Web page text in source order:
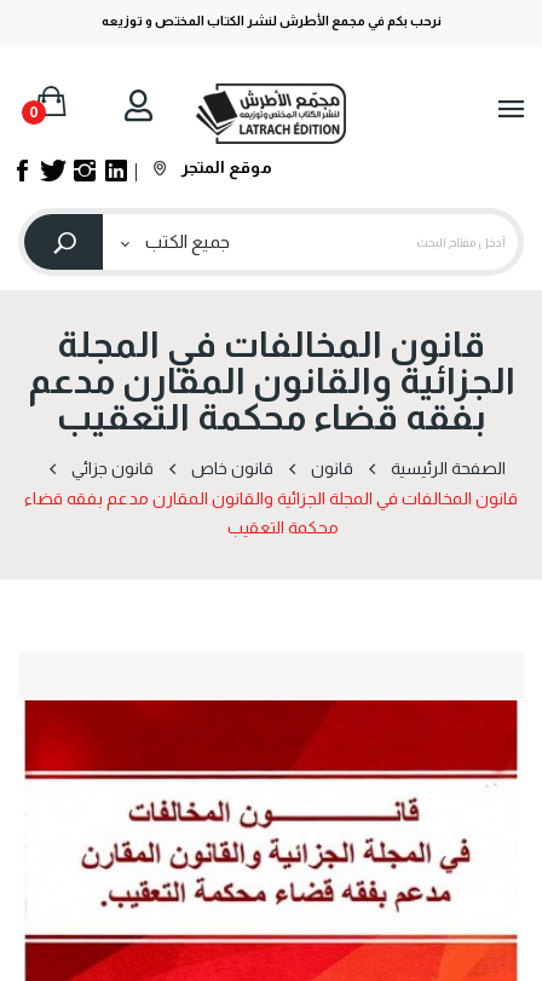
نرحب بكم في مجمع الأطرش لنشر الكتاب المختص و توزيعه
0
موقع المتجر
قانون المخالفات في المجلة
الجزائية والقانون المقارن مدعم
بفقه قضاء محكمة التعقيب
الصفحة الرئيسية قانون قانون خاص
قانون جزائي
قانون المخالفات في المجلة الجزائية والقانون المقارن مدعم بفقه قضاء
محكمة التعقيب